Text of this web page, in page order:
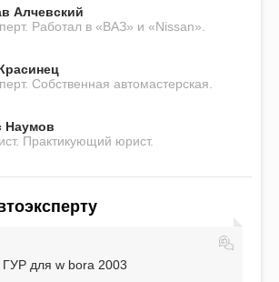
Алчевский
Работал в «ВАЗ» и «Nissan».
Собственная автомастерская.
Наумов
Практикующий юрист.
ГУР для w bora 2003